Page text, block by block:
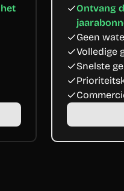
Ontvang
Geen
Volledige
Snelste